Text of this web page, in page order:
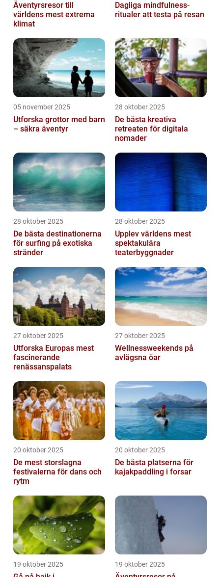
Äventyrsresor till
världens mest extrema
klimat
Dagliga mindfulness-
ritualer att testa på resan
05 november 2025
Utforska grottor med barn
– säkra äventyr
28 oktober 2025
De bästa kreativa
retreaten för digitala
nomader
28 oktober 2025
De bästa destinationerna
för surfing på exotiska
stränder
28 oktober 2025
Upplev världens mest
spektakulära
teaterbyggnader
27 oktober 2025
Utforska Europas mest
fascinerande
renässanspalats
27 oktober 2025
Wellnessweekends på
avlägsna öar
20 oktober 2025
De mest storslagna
festivalerna för dans och
rytm
20 oktober 2025
De bästa platserna för
kajakpaddling i forsar
19 oktober 2025 19 oktober 2025